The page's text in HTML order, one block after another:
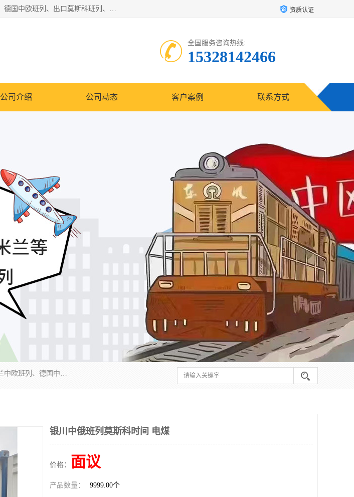
邦赋供应链管理成都有限公司是一家全球性的货物运输代理公司，主要从事：波兰中欧班列、德国中欧班列、出口莫斯科班列、中欧班列进口、蓉欧铁路、成都出口空运等业务，同时亦提供报关、报检、仓储、码头操作等服务。 资质认证
全国服务咨询热线:
15328142466
公司介绍 公司动态 客户案例 联系方式
邦赋供应链管理成都有限公司是一家全球性的货物运输代理公司，主要从事：波兰中欧班列、德国中欧班列、出口莫斯科班列、中欧班列进口、蓉欧铁路、成都出口空运等业务，同时亦提供报关、报检、仓储、码头操作等服务。
银川中俄班列莫斯科时间 电煤
价格： 面议
产品数量： 9999.00个